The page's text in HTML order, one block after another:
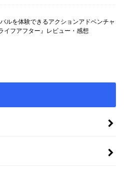
ルを体験できるアクションアドベンチャ
イフアフター』レビュー・感想